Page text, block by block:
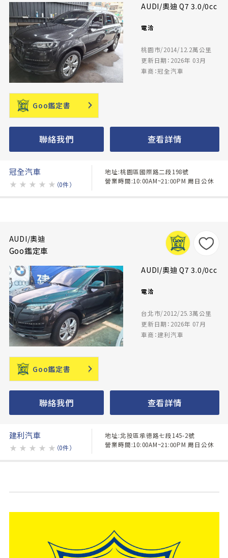
AUDI/奧迪 Q7 3.0/0cc
電洽
桃園市/2014/12.2萬公里
更新日期：2026年 03月
車商：冠全汽車
Goo鑑定書
聯絡我們 查看詳情
冠全汽車
★ ★ ★ ★ ★ （0件）
地址:桃園區國際路二段198號
營業時間:10:00AM~21:00PM 周日公休
AUDI/奧迪
Goo鑑定車
AUDI/奧迪 Q7 3.0/0cc
電洽
台北市/2012/25.3萬公里
更新日期：2026年 07月
車商：建利汽車
Goo鑑定書
聯絡我們 查看詳情
建利汽車
★ ★ ★ ★ ★ （0件）
地址:北投區承德路七段145-2號
營業時間:10:00AM~21:00PM 周日公休